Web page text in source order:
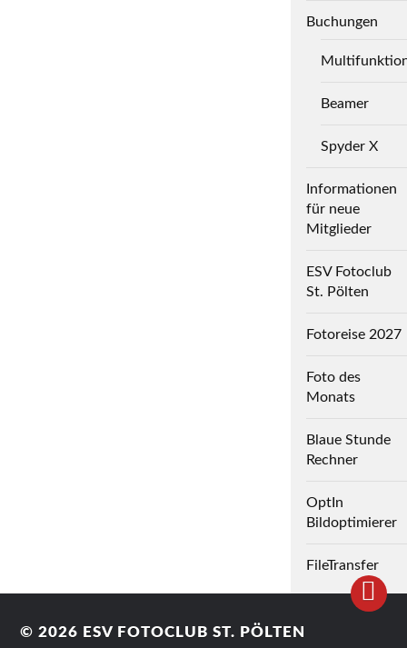
Buchungen
Beamer
Spyder X
Informationen
für neue
Mitglieder
ESV Fotoclub
St. Pölten
Fotoreise 2027
Foto des
Monats
Blaue Stunde
Rechner
OptIn
Bildoptimierer
FileTransfer
© 2026 ESV FOTOCLUB ST. PÖLTEN